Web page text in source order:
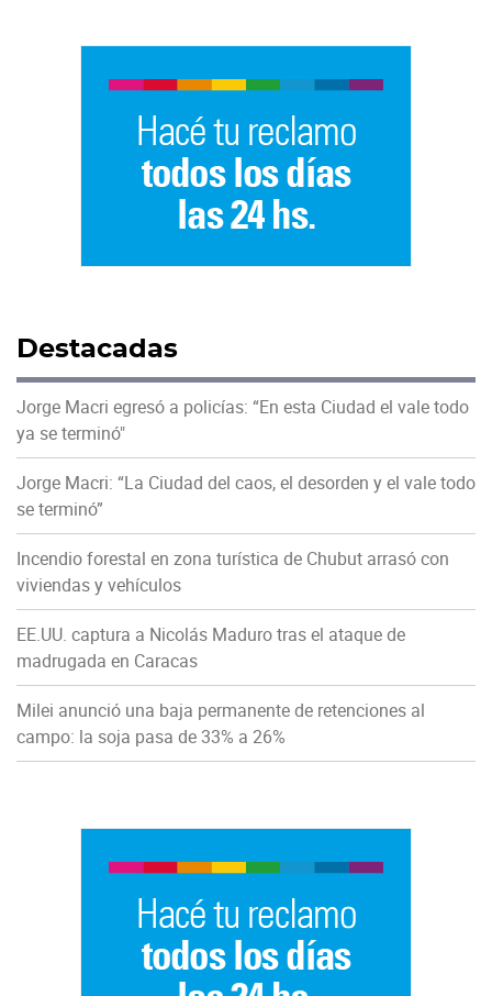
Destacadas
Jorge Macri egresó a policías: “En esta Ciudad el vale todo
ya se terminó"
Jorge Macri: “La Ciudad del caos, el desorden y el vale todo
se terminó”
Incendio forestal en zona turística de Chubut arrasó con
viviendas y vehículos
EE.UU. captura a Nicolás Maduro tras el ataque de
madrugada en Caracas
Milei anunció una baja permanente de retenciones al
campo: la soja pasa de 33% a 26%